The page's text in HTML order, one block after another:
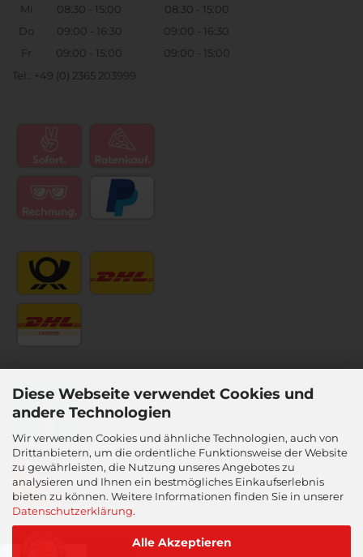
Diese Webseite verwendet Cookies und
andere Technologien
Wir verwenden Cookies und ähnliche Technologien, auch von
Drittanbietern, um die ordentliche Funktionsweise der Website
zu gewährleisten, die Nutzung unseres Angebotes zu
analysieren und Ihnen ein bestmögliches Einkaufserlebnis
bieten zu können. Weitere Informationen finden Sie in unserer
Datenschutzerklärung.
Alle Akzeptieren
Mi
08:30 - 15:00
08:30 - 15:00
Do
09:00 - 16:30
09:00 - 16:30
Fr
09:00 - 15:00
09:00 - 15:00
Tel.: +49 (0) 2365 203999